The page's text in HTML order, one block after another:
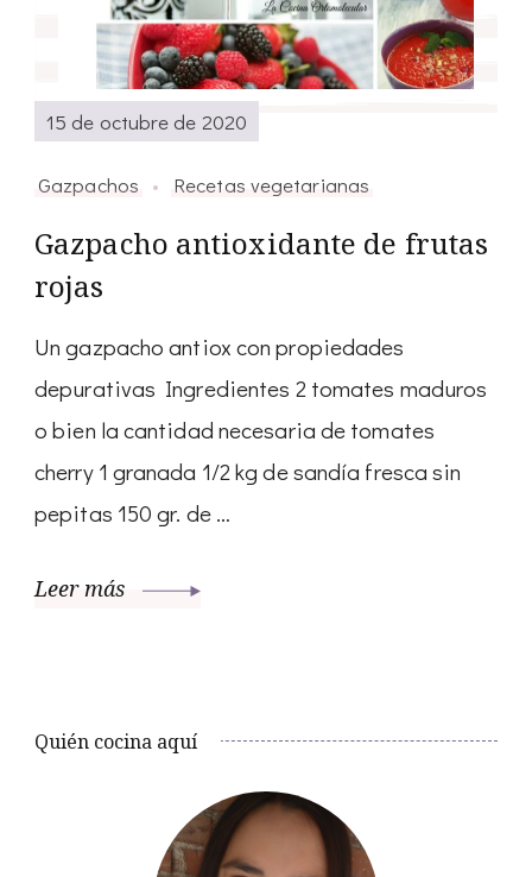
15 de octubre de 2020
Gazpachos Recetas vegetarianas
Gazpacho antioxidante de frutas
rojas
Un gazpacho antiox con propiedades
depurativas Ingredientes 2 tomates maduros
o bien la cantidad necesaria de tomates
cherry 1 granada 1/2 kg de sandía fresca sin
pepitas 150 gr. de …
Leer más
Quién cocina aquí